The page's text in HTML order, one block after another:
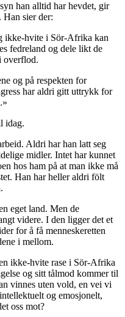
han alltid har hevdet, gir
Han sier der:
ikke-hvite i Sör-Afrika kan
fedreland og dele likt de
overflod.
og på respekten for
har aldri gitt uttrykk for
idag.
Aldri har han latt seg
midler. Intet har kunnet
hos ham på at man ikke må
Han har heller aldri fölt
eget land. Men de
videre. I den ligger det et
for å få menneskeretten
i mellom.
ikke-hvite rase i Sör-Afrika
og sitt tålmod kommer til
vinnes uten vold, en vei vi
og emosjonelt,
oss mot?